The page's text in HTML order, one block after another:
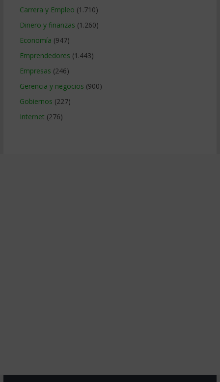
Carrera y Empleo (1.710)
Dinero y finanzas (1.260)
Economía (947)
Emprendedores (1.443)
Empresas (246)
Gerencia y negocios (900)
Gobiernos (227)
Internet (276)